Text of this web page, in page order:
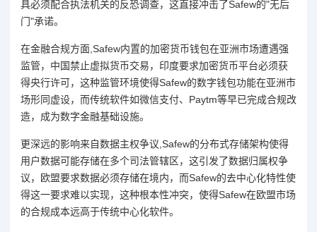
具必须配合执法机关的反恐调查，这直接冲击了Safew的"无后
门"承诺。
在金融合规方面,Safew内置的加密货币钱包在亚洲市场遭遇强
监管，中国禁止虚拟货币交易，印度要求加密货币平台必须获
得央行许可，这种监管环境使得Safew的数字钱包功能在亚洲市
场形同虚设，而传统软件如微信支付、Paytm等早已完成合规改
造，成为数字金融基础设施。
更深远的影响来自数据主权争议,Safew的分布式存储架构使得
用户数据可能存储在多个司法管辖区，这引发了数据归属权争
议，欧盟要求数据必须存储在境内，而Safew的去中心化特性使
得这一要求难以实现，这种根本性冲突，使得Safew在欧盟市场
的合规成本远高于传统中心化软件。